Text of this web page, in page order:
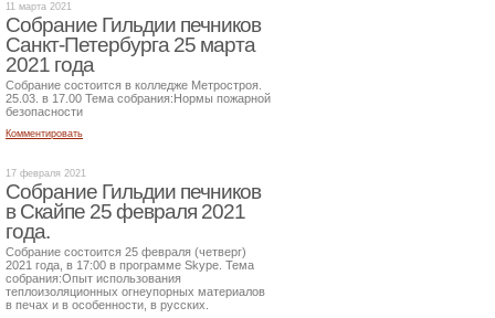
11 марта 2021
Собрание Гильдии печников
Санкт-Петербурга 25 марта
2021 года
Собрание состоится в колледже Метростроя.
25.03. в 17.00 Тема собрания:Нормы пожарной
безопасности
Комментировать
17 февраля 2021
Собрание Гильдии печников
в Скайпе 25 февраля 2021
года.
Собрание состоится 25 февраля (четверг)
2021 года, в 17:00 в программе Skype. Тема
собрания:Опыт использования
теплоизоляционных огнеупорных материалов
в печах и в особенности, в русских.